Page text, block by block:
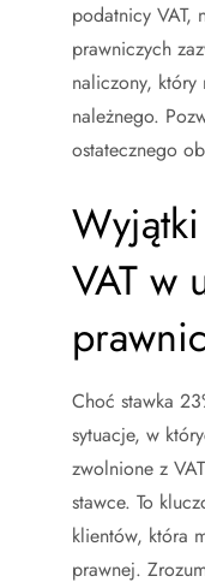
podatnicy VAT,
prawniczych
naliczony,
należnego.
ostatecznego
VAT w
Choć stawka
sytuacje, w
zwolnione z
stawce. To
klientów, która
prawnej.